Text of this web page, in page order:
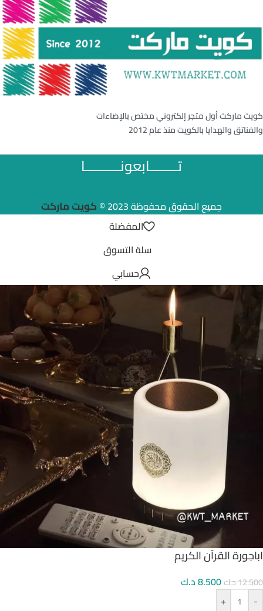
كويت ماركت أول متجر إلكتروني مختص بالإضاءات
والفناتق والهدايا بالكويت منذ عام 2012
تــــــــابعونــــــــــا
جميع الحقوق محفوظة 2023 © كويت ماركت
المفضلة
سلة التسوق
حسابي
اباجورة القرآن الكريم
12.500د.ك8.500د.ك
-
+